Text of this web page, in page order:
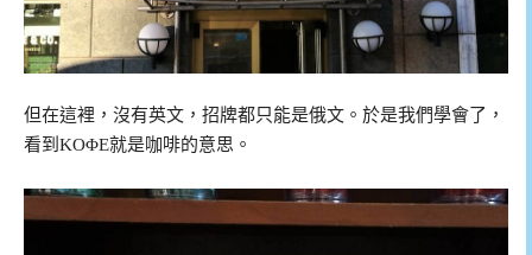
但在這裡，沒有英文，招牌都只能是俄文。於是我們學會了，
看到KOΦE就是咖啡的意思。